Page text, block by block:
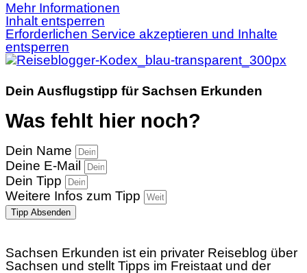
Mehr Informationen
Inhalt entsperren
Erforderlichen Service akzeptieren und Inhalte
entsperren
Dein Ausflugstipp für Sachsen Erkunden
Was fehlt hier noch?
Dein Name
Deine E-Mail
Dein Tipp
Weitere Infos zum Tipp
Tipp Absenden
Sachsen Erkunden ist ein privater Reiseblog über
Sachsen und stellt Tipps im Freistaat und der